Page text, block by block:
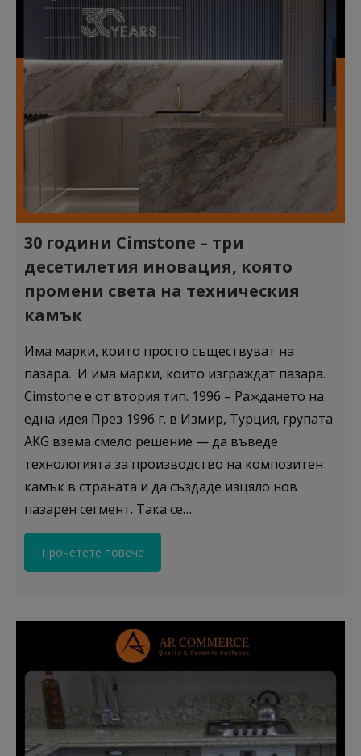
30 години Cimstone – три
десетилетия иновация, която
промени света на техническия
камък
Има марки, които просто съществуват на
пазара. И има марки, които изграждат пазара.
Cimstone е от втория тип. 1996 – Раждането на
една идея През 1996 г. в Измир, Турция, групата
AKG взема смело решение — да въведе
технологията за производство на композитен
камък в страната и да създаде изцяло нов
пазарен сегмент. Така се…
Прочетете повече